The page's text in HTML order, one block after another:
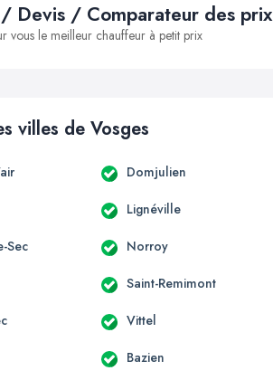
Devis / Comparateur des prix
vous le meilleur chauffeur à petit prix
villes de Vosges
Domjulien
Lignéville
Sec Norroy
Saint-Remimont
Vittel
Bazien